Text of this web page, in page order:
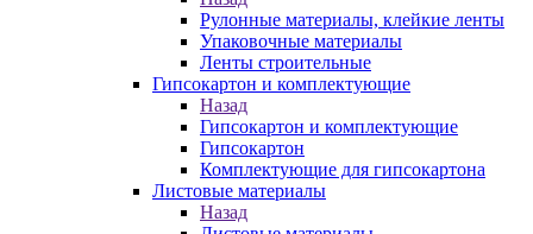
Рулонные материалы, клейкие ленты
Упаковочные материалы
Ленты строительные
Гипсокартон и комплектующие
Назад
Гипсокартон и комплектующие
Гипсокартон
Комплектующие для гипсокартона
Листовые материалы
Назад